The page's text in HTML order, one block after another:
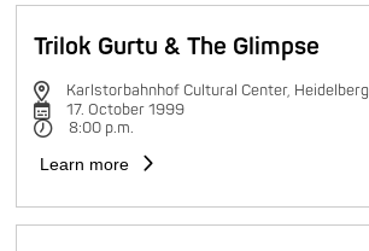
Trilok Gurtu & The Glimpse
Karlstorbahnhof Cultural Center, Heidelberg
17. October 1999
8:00 p.m.
Learn more